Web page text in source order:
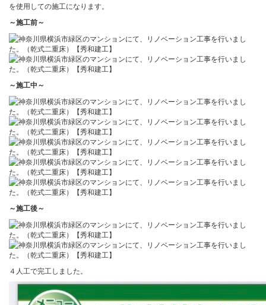
を使用しての施工になります。
～施工前～
～施工中～
～施工後～
４人工で完工しました。